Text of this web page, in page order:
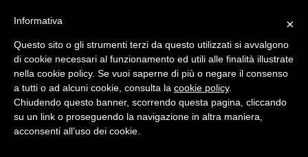
×
Informativa
Questo sito o gli strumenti terzi da questo utilizzati si avvalgono
di cookie necessari al funzionamento ed utili alle finalità illustrate
nella cookie policy. Se vuoi saperne di più o negare il consenso
a tutti o ad alcuni cookie, consulta la cookie policy.
Chiudendo questo banner, scorrendo questa pagina, cliccando
su un link o proseguendo la navigazione in altra maniera,
acconsenti all’uso dei cookie.